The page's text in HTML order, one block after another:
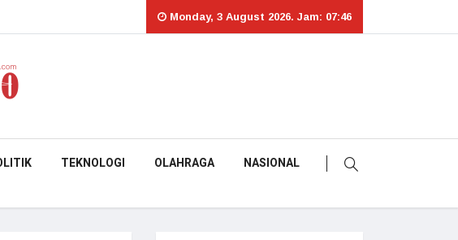
Monday, 3 August 2026. Jam: 07:46
TEKNOLOGI OLAHRAGA NASIONAL